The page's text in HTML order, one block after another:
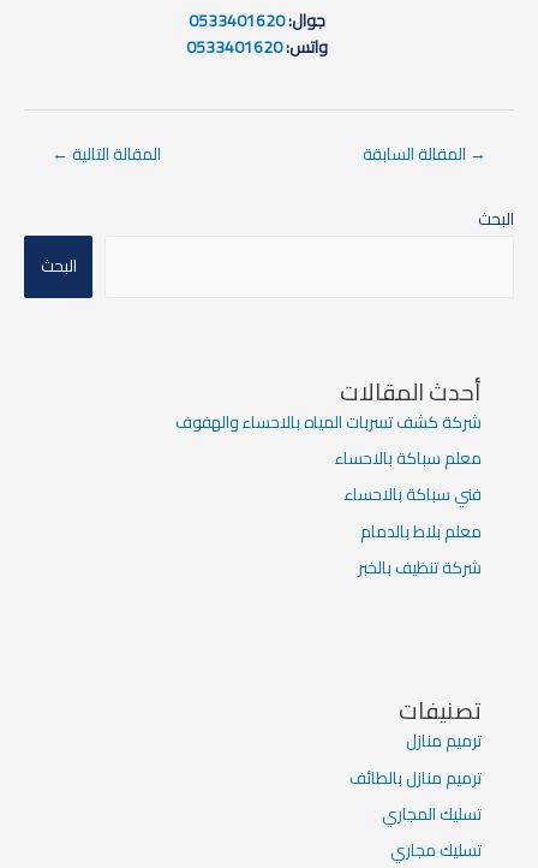
جوال:0533401620
واتس:0533401620
→ المقالة السابقة المقالة التالية←
البحث
البحث
أحدث المقالات
شركة كشف تسربات المياه بالاحساء والهفوف
معلم سباكة بالاحساء
فني سباكة بالاحساء
معلم بلاط بالدمام
شركة تنظيف بالخبر
تصنيفات
ترميم منازل
ترميم منازل بالطائف
تسليك المجاري
تسليك مجاري